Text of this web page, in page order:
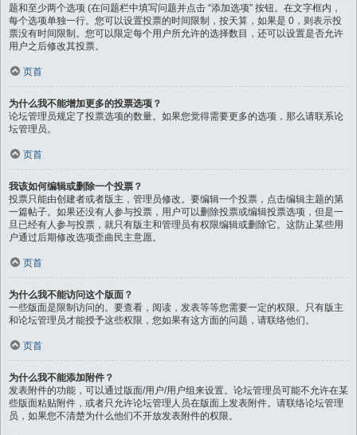
题和至少两个选项 (在问题栏中填写问题并点击 “添加选项” 按钮。在文字框内，
每个选项单独一行。您可以设置投票的时间限制，按天算，如果是 0，则表示投
票没有时间限制。您可以限定每个用户所允许的选择数目，还可以设置是否允许
用户之后修改其投票。
页首
为什么我不能增加更多的投票选项？
论坛管理员规定了投票选项的数量。如果您觉得需要更多的选项，那么请联系论
坛管理员。
页首
我该如何编辑或删除一个投票？
投票只能由创建者或者版主，管理员修改。要编辑一个投票，点击编辑主题的第
一篇帖子。如果还没有人参与投票，用户可以删除投票或编辑投票选项，但是一
旦已经有人参与投票，就只有版主和管理员有权限编辑或删除它。这防止某些用
户通过后期修改选项歪曲民主意愿。
页首
为什么我不能访问这个版面？
一些版面是限制访问的。要查看，阅读，发表等等您需要一定的权限。只有版主
和论坛管理员才能授予这些权限，您如果有这方面的问题，请联络他们。
页首
为什么我不能添加附件？
发表附件的功能，可以通过版面/用户/用户组来设置。论坛管理员可能不允许在某
些版面粘贴附件，或者只允许论坛管理人员在版面上发表附件。请联络论坛管理
员，如果您不清楚为什么他们不开放发表附件的权限。